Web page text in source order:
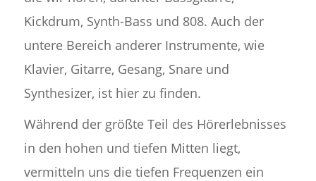
Kickdrum, Synth-Bass und 808. Auch der
untere Bereich anderer Instrumente, wie
Klavier, Gitarre, Gesang, Snare und
Synthesizer, ist hier zu finden.
Während der größte Teil des Hörerlebnisses
in den hohen und tiefen Mitten liegt,
vermitteln uns die tiefen Frequenzen ein